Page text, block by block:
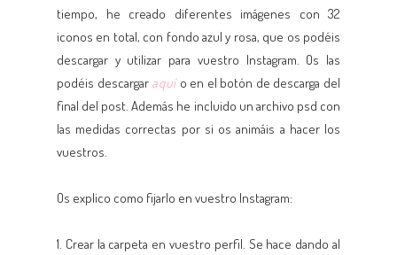
tiempo, he creado diferentes imágenes con 32
iconos en total, con fondo azul y rosa, que os podéis
descargar y utilizar para vuestro Instagram. Os las
podéis descargar aquío en el botón de descarga del
final del post. Además he incluido un archivo psd con
las medidas correctas por si os animáis a hacer los
vuestros.
Os explico como fijarlo en vuestro Instagram:
1. Crear la carpeta en vuestro perfil. Se hace dando al